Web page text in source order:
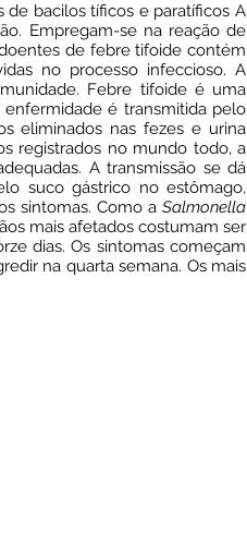
bacilos tíficos e paratíficos A
Empregam-se na reação de
de febre tifoide contém
no processo infeccioso. A
Febre tifoide é uma
enfermidade é transmitida pelo
eliminados nas fezes e urina
registrados no mundo todo, a
A transmissão se dá
suco gástrico no estômago,
sintomas. Como a Salmonella
mais afetados costumam ser
dias. Os sintomas começam
na quarta semana. Os mais